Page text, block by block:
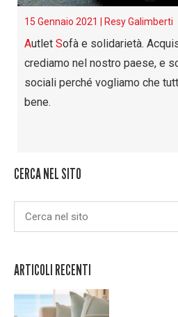
15 Gennaio 2021 | Resy Galimberti
Autlet Sofà e solidarietà.
crediamo nel nostro paese, e
sociali perché vogliamo che
bene.
CERCA NEL SITO
ARTICOLI RECENTI